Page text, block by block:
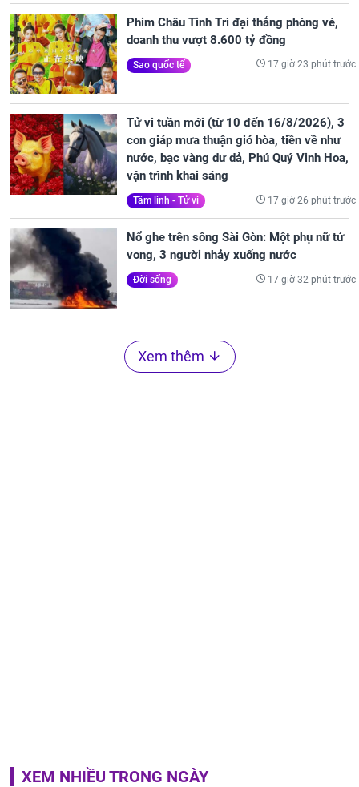
Phim Châu Tinh Trì đại thắng phòng vé,
doanh thu vượt 8.600 tỷ đồng
Sao quốc tế 17 giờ 23 phút trước
Tử vi tuần mới (từ 10 đến 16/8/2026), 3
con giáp mưa thuận gió hòa, tiền về như
nước, bạc vàng dư dả, Phú Quý Vinh Hoa,
vận trình khai sáng
Tâm linh - Tử vi 17 giờ 26 phút trước
Nổ ghe trên sông Sài Gòn: Một phụ nữ tử
vong, 3 người nhảy xuống nước
Đời sống 17 giờ 32 phút trước
Xem thêm
XEM NHIỀU TRONG NGÀY